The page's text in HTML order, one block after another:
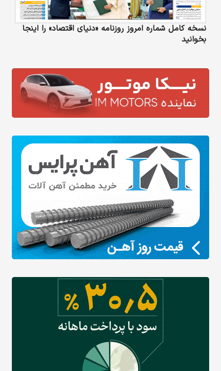
نسخه کامل شماره امروز روزنامه «دنیای‌ اقتصاد» را اینجا
بخوانید